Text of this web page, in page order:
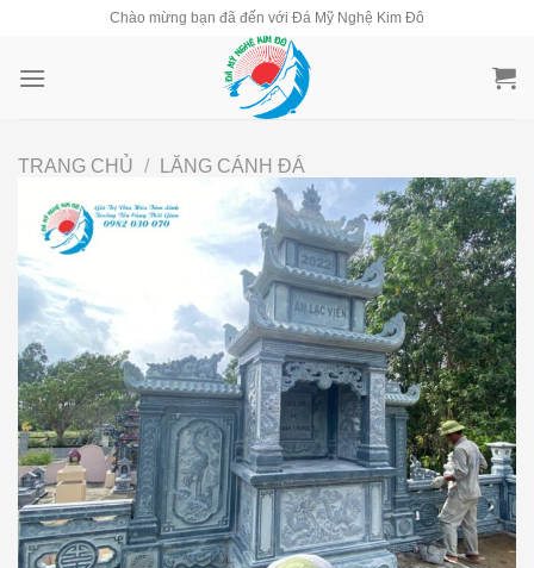
content
Chào mừng bạn đã đến với Đá Mỹ Nghệ Kim Đô
TRANG CHỦ / LĂNG CÁNH ĐÁ